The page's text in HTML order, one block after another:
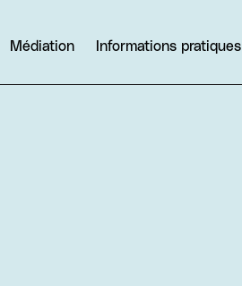
Médiation Informations pratiques